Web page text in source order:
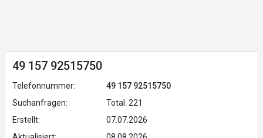
49 157 92515750
Telefonnummer:
49 157 92515750
Suchanfragen:
Total: 221
Erstellt:
07.07.2026